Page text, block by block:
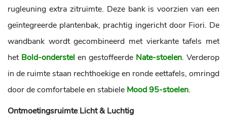
rugleuning extra zitruimte. Deze bank is voorzien van een
geïntegreerde plantenbak, prachtig ingericht door Fiori. De
wandbank wordt gecombineerd met vierkante tafels met
het Bold-onderstel en gestoffeerde Nate-stoelen. Verderop
in de ruimte staan rechthoekige en ronde eettafels, omringd
door de comfortabele en stabiele Mood 95-stoelen.
Ontmoetingsruimte Licht & Luchtig